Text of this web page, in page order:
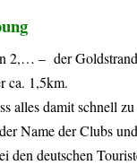
2,… – der Goldstrand
ca. 1,5km.
alles damit schnell
Name der Clubs
den deutschen